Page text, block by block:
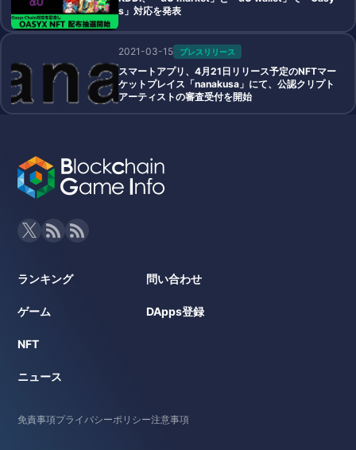
s」対応を発表
2021-03-15 プレスリリース
スマートアプリ、4月21日リリース予定のNFTマー
ケットプレイス「nanakusa」にて、公認クリプト
アーティストの審査受付を開始
ランキング
ゲーム
NFT
ニュース
問い合わせ
DApps登録
免責事項プライバシーポリシー注意事項